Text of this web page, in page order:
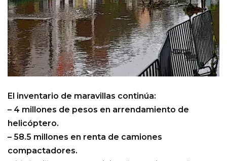
El inventario de maravillas continúa:
– 4 millones de pesos en arrendamiento de
helicóptero.
– 58.5 millones en renta de camiones
compactadores.